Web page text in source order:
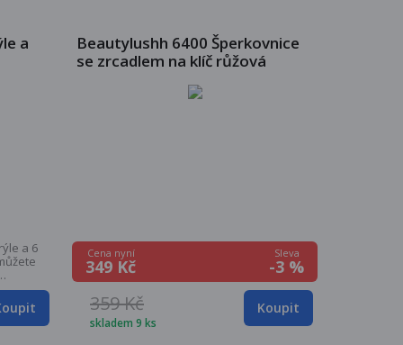
a
a 6
Beautylushh 6400 Šperkovnice
se zrcadlem na klíč růžová
Cena nyní
349 Kč
Sleva
-3 %
359 Kč
skladem 9 ks
Koupit